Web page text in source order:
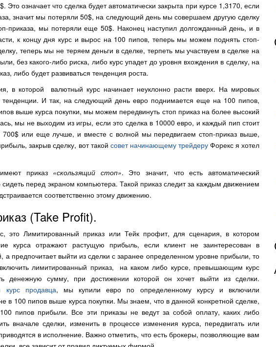
Это означает что сделка будет автоматически закрыта при курсе 1,3170, если
значит мы потеряли 50$, на следующий день мы совершаем другую сделку
приказа, мы потеряли еще 50$. Наконец наступил долгожданный день, и в
к концу дня курс и вырос на 100 пипов, теперь мы можем поднять стоп-
теперь мы не теряем деньги в сделке, терпеть мы участвуем в сделке на
без какого-либо риска, либо курс упадет до уровня вхождения в сделку, на
либо будет развиваться тенденция роста.
в которой валютный курс начинает неуклонно расти вверх. На мировых
тенденции. И так, на следующий день евро поднимается еще на 100 пипов,
выше курса покупки, мы можем передвинуть стоп приказ на более высокий
мы не выходим из игры, если это сделка в 10000 евро, и каждый пип стоит
или еще лучше, и вместе с волной мы передвигаем стоп-приказ выше,
закрыв сделку, вот такой совет начинающему трейдеруФорекс я хотел
приказ «скользящий стоп». Это значит, что есть автоматический
перед экраном компьютера. Такой приказ следит за каждым движением
соответственно этому движению.
(Take Profit).
это Лимитированный приказ или Тейк профит, для сценария, в котором
курса отражают растущую прибыль, если клиент не заинтересован в
а предпочитает выйти из сделки с заранее определенном уровне прибыли, то
лимитированный приказ, на каком либо курсе, превышающим курс
денежную сумму, при достижении которой он хочет выйти из сделки.
курс продавца, мы купили евро по определенному курсу и включили
в 100 пипов выше курса покупки. Мы знаем, что в данной конкретной сделке,
пипов прибыли. Все эти приказы не ведут за собой оплату, каких либо
вначале сделки, изменить в процессе изменения курса, передвигать или
в исполнение. Важно отметить, что есть брокеры, позволяющие вам